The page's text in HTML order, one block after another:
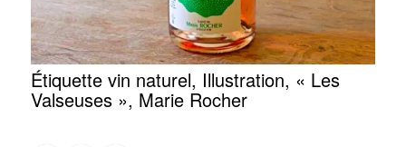
Étiquette vin naturel, Illustration, « Les
Valseuses », Marie Rocher